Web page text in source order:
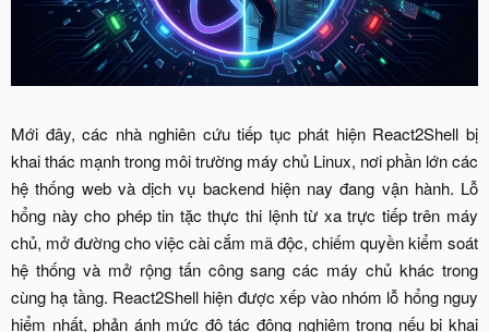
Mới đây, các nhà nghiên cứu tiếp tục phát hiện React2Shell bị
khai thác mạnh trong môi trường máy chủ Linux, nơi phần lớn các
hệ thống web và dịch vụ backend hiện nay đang vận hành. Lỗ
hổng này cho phép tin tặc thực thi lệnh từ xa trực tiếp trên máy
chủ, mở đường cho việc cài cắm mã độc, chiếm quyền kiểm soát
hệ thống và mở rộng tấn công sang các máy chủ khác trong
cùng hạ tầng. React2Shell hiện được xếp vào nhóm lỗ hổng nguy
hiểm nhất, phản ánh mức độ tác động nghiêm trọng nếu bị khai